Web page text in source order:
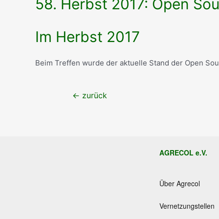
58. Herbst 2017: Open
Im Herbst 2017
Beim Treffen wurde der aktuelle Stand der Open
Beitragsnavigation
← zurück
AGRECOL e.V.
Über Agrecol
Vernetzungstellen